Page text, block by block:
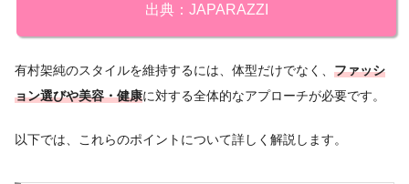
出典：JAPARAZZI
有村架純のスタイルを維持するには、体型だけでなく、 ファッシ
ョン選びや美容・健康に対する全体的なアプローチが必要です。
以下では、これらのポイントについて詳しく解説します。